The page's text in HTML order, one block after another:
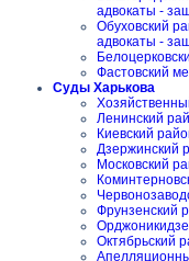
адвокаты -
Обуховский
адвокаты -
Фастовский
Суды Харькова
Ленинский
Киевский
Дзержинский
Московский
Фрунзенский
Октябрьский